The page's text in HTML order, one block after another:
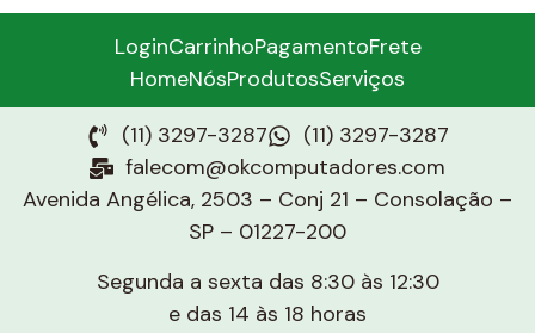
LoginCarrinhoPagamentoFrete
HomeNósProdutosServiços
(11) 3297-3287
(11) 3297-3287
falecom@okcomputadores.com
Avenida Angélica, 2503 – Conj 21 – Consolação –
SP – 01227-200
Segunda a sexta das 8:30 às 12:30
e das 14 às 18 horas